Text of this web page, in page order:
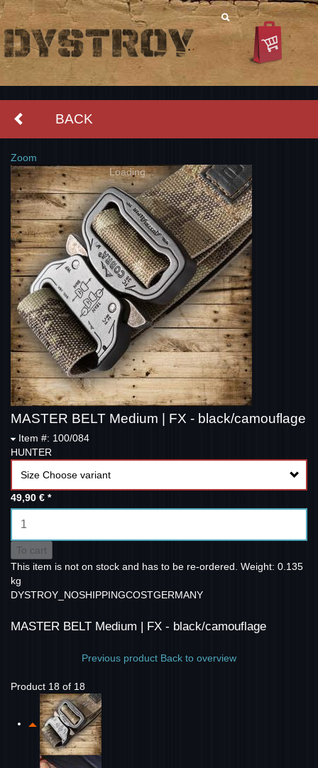
BACK
Zoom
Loading...
MASTER BELT Medium | FX - black/camouflage
Item #: 100/084
HUNTER
Size Choose variant
49,90 € *
To cart
This item is not on stock and has to be re-ordered. Weight: 0.135
kg
DYSTROY_NOSHIPPINGCOSTGERMANY
MASTER BELT Medium | FX - black/camouflage
Previous product Back to overview
Product 18 of 18